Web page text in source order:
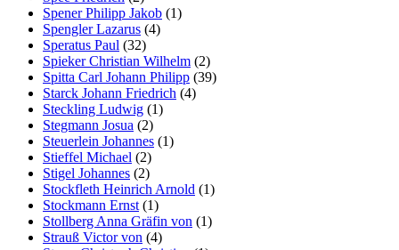
Spener Philipp Jakob (1)
Spengler Lazarus (4)
Speratus Paul (32)
Spieker Christian Wilhelm (2)
Spitta Carl Johann Philipp (39)
Starck Johann Friedrich (4)
Steckling Ludwig (1)
Stegmann Josua (2)
Steuerlein Johannes (1)
Stieffel Michael (2)
Stigel Johannes (2)
Stockfleth Heinrich Arnold (1)
Stockmann Ernst(1)
Stollberg Anna Gräfin von (1)
Strauß Victor von (4)